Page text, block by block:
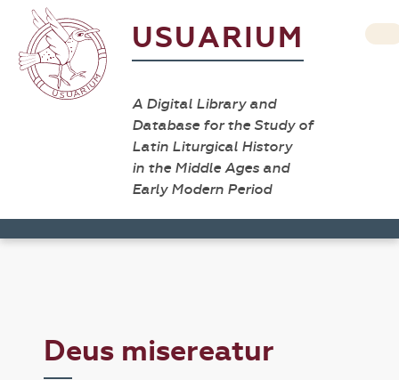
USUARIUM
A Digital Library and
Database for the Study of
Latin Liturgical History
in the Middle Ages and
Early Modern Period
Deus misereatur